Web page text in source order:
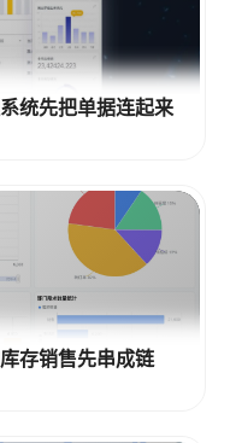
统先把单据连起来
存销售先串成链